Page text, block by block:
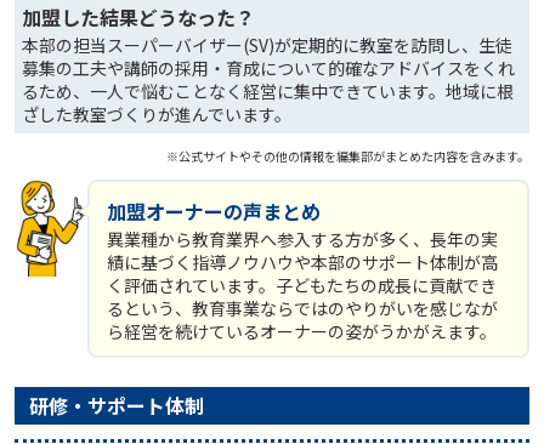
加盟した結果どうなった？
本部の担当スーパーバイザー(SV)が定期的に教室を訪問し、生徒
募集の工夫や講師の採用・育成について的確なアドバイスをくれ
るため、一人で悩むことなく経営に集中できています。地域に根
ざした教室づくりが進んでいます。
※公式サイトやその他の情報を編集部がまとめた内容を含みます。
加盟オーナーの声まとめ
異業種から教育業界へ参入する方が多く、長年の実
績に基づく指導ノウハウや本部のサポート体制が高
く評価されています。子どもたちの成長に貢献でき
るという、教育事業ならではのやりがいを感じなが
ら経営を続けているオーナーの姿がうかがえます。
研修・サポート体制